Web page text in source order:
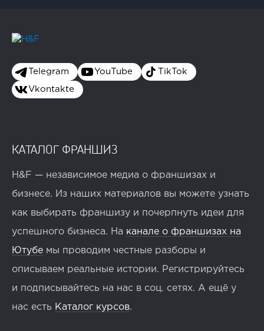
Telegram YouTube TikTok
Vkontakte
КАТАЛОГ ФРАНШИЗ
H&F — независимое медиа о франшизах и
бизнесе. Из наших материалов вы можете узнать
как выбирать франшизу и почерпнуть идеи для
успешного бизнеса. На канале о франшизах на
Ютубе мы проводим честные разборы и
описываем реальные истории. Регистрируйтесь
и подписывайтесь на нас в соц. сетях. А ещё у
нас есть Каталог курсов.